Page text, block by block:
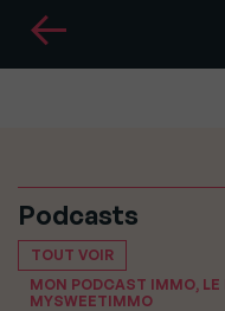
Podcasts
TOUT VOIR
MON PODCAST IMMO,
MYSWEETIMMO